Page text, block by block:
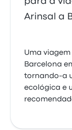
Arinsal a
Uma
Barcelona
tornando-a
ecológica e